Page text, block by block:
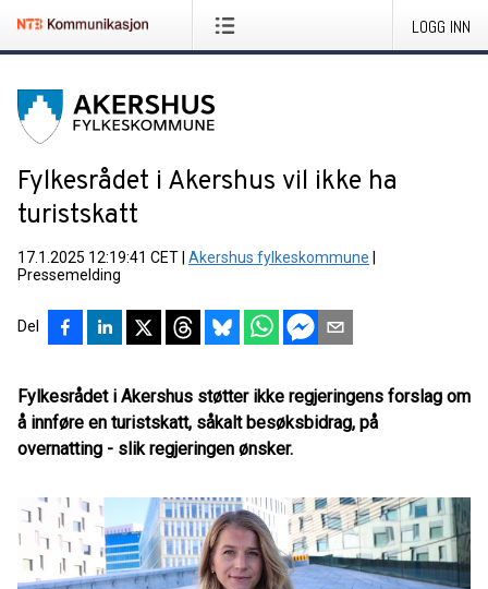
LOGG INN
Fylkesrådet i Akershus vil ikke ha
turistskatt
17.1.2025 12:19:41 CET Akershus fylkeskommune
Pressemelding
Del
Fylkesrådet i Akershus støtter ikke regjeringens forslag om
å innføre en turistskatt, såkalt besøksbidrag, på
overnatting - slik regjeringen ønsker.